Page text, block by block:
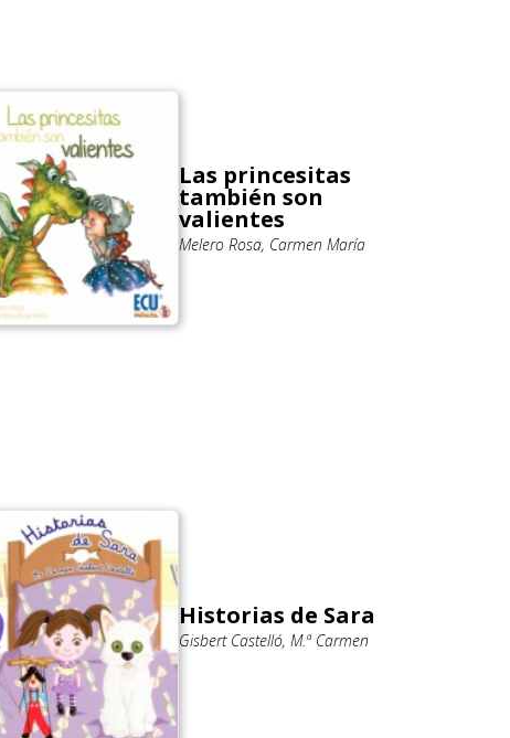
Las princesitas
también son
valientes
Melero Rosa, Carmen María
Historias de Sara
Gisbert Castelló, M.ª Carmen